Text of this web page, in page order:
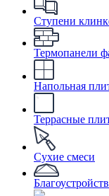
Ступени
Термопанели
Напольная
Террасные
Сухие смеси